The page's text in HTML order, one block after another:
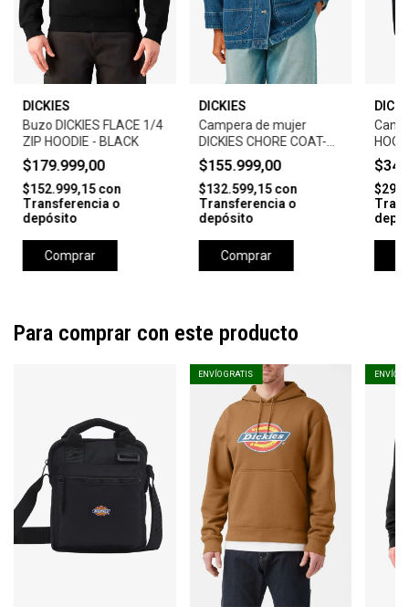
DICKIES
Buzo DICKIES FLACE 1/4
ZIP HOODIE - BLACK
$179.999,00
$152.999,15con
Transferencia o
depósito
Comprar
DICKIES
Campera de mujer
DICKIES CHORE COAT-
MID WASH
$155.999,00
$132.599,15con
Transferencia o
depósito
Comprar
Para comprar con este producto
ENVÍO GRATIS ENVÍO